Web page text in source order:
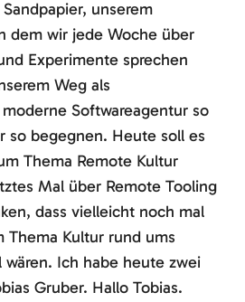
unserem
dem wir jede Woche über
Experimente sprechen
Weg als
Softwareagentur so
so begegnen. Heute soll es
Thema Remote Kultur
Mal über Remote Tooling
dass vielleicht noch mal
Thema Kultur rund ums
wären. Ich habe heute zwei
Gruber. Hallo Tobias.